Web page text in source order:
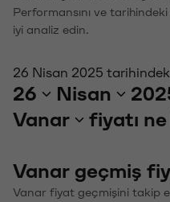
Performansını ve
iyi analiz edin.
26 Nisan 2025
26 Nisan
Vanar
fiyatı
Vanar geçmiş
Vanar fiyat geçmişini takip